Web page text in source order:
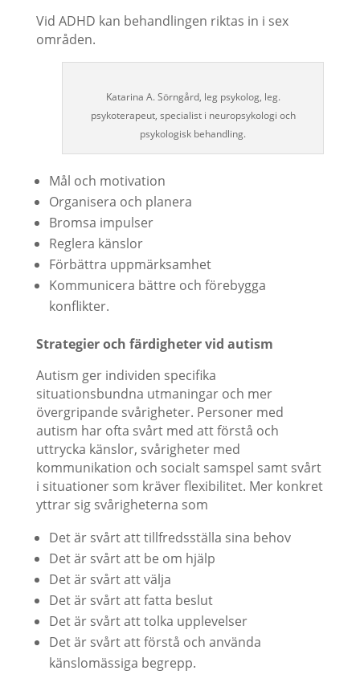
Vid ADHD kan behandlingen riktas in i sex
områden.
Katarina A. Sörngård, leg psykolog, leg.
psykoterapeut, specialist i neuropsykologi och
psykologisk behandling.
Mål och motivation
Organisera och planera
Bromsa impulser
Reglera känslor
Förbättra uppmärksamhet
Kommunicera bättre och förebygga
konflikter.
Strategier och färdigheter vid autism
Autism ger individen specifika
situationsbundna utmaningar och mer
övergripande svårigheter. Personer med
autism har ofta svårt med att förstå och
uttrycka känslor, svårigheter med
kommunikation och socialt samspel samt svårt
i situationer som kräver flexibilitet. Mer konkret
yttrar sig svårigheterna som
Det är svårt att tillfredsställa sina behov
Det är svårt att be om hjälp
Det är svårt att välja
Det är svårt att fatta beslut
Det är svårt att tolka upplevelser
Det är svårt att förstå och använda
känslomässiga begrepp.